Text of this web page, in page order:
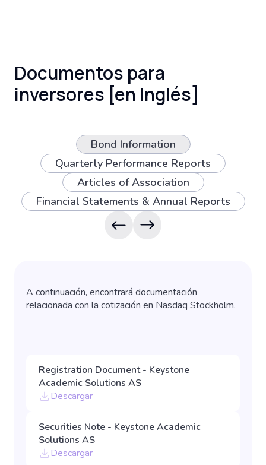
Documentos para
inversores [en Inglés]
Bond Information
Quarterly Performance Reports
Articles of Association
Financial Statements & Annual Reports
A continuación, encontrará documentación
relacionada con la cotización en Nasdaq Stockholm.
Registration Document - Keystone
Academic Solutions AS
Descargar
Securities Note - Keystone Academic
Solutions AS
Descargar